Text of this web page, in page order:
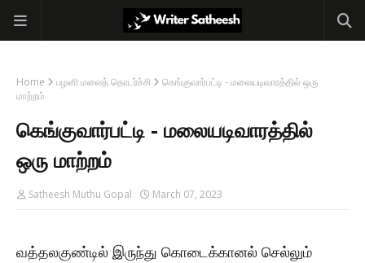
Home பழனி மலைத் தொடர்ச்சி
கெங்குவார்பட்டி - மலையடிவாரத்தில் ஒரு
மாற்றம்
கெங்குவார்பட்டி - மலையடிவாரத்தில்
ஒரு மாற்றம்
Satheesh Muthu Gopal March 07, 2023
வத்தலகுண்டில் இருந்து கொடைக்கானல் செல்லும்